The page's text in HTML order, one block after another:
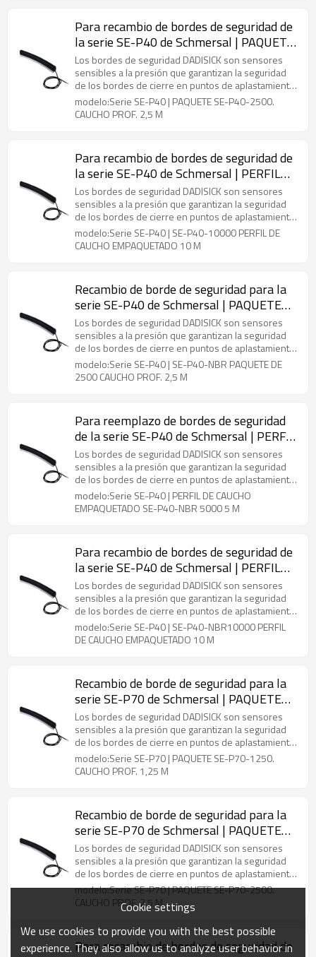
Para recambio de bordes de seguridad de
la serie SE-P40 de Schmersal | PAQUETE
SE-P40-2500. CAUCHO PROF. 2,5 M
Los bordes de seguridad DADISICK son sensores
sensibles a la presión que garantizan la seguridad
de los bordes de cierre en puntos de aplastamiento
o corte que son propensos a accidentes. Se
encuentran en puertas automáticas, máquinas u
otras instalaciones para equipos de manipulación
modelo:Serie SE-P40 | PAQUETE SE-P40-2500.
CAUCHO PROF. 2,5 M
Para recambio de bordes de seguridad de
la serie SE-P40 de Schmersal | PERFIL
DE CAUCHO EMPAQUETADO SE-P40-
10000 10 M
Los bordes de seguridad DADISICK son sensores
sensibles a la presión que garantizan la seguridad
de los bordes de cierre en puntos de aplastamiento
o corte que son propensos a accidentes. Se
encuentran en puertas automáticas, máquinas u
otras instalaciones para equipos de manipulación
modelo:Serie SE-P40 | SE-P40-10000 PERFIL DE
CAUCHO EMPAQUETADO 10 M
Recambio de borde de seguridad para la
serie SE-P40 de Schmersal | PAQUETE
SE-P40-NBR 2500. CAUCHO PROF. 2,5 M
Los bordes de seguridad DADISICK son sensores
sensibles a la presión que garantizan la seguridad
de los bordes de cierre en puntos de aplastamiento
o corte que son propensos a accidentes. Se
encuentran en puertas automáticas, máquinas u
otras instalaciones para equipos de manipulación
modelo:Serie SE-P40 | SE-P40-NBR PAQUETE DE
2500 CAUCHO PROF. 2,5 M
Para reemplazo de bordes de seguridad
de la serie SE-P40 de Schmersal | PERFIL
DE CAUCHO ENVASADO SE-P40-NBR
5000 5 M
Los bordes de seguridad DADISICK son sensores
sensibles a la presión que garantizan la seguridad
de los bordes de cierre en puntos de aplastamiento
o corte que son propensos a accidentes. Se
encuentran en puertas automáticas, máquinas u
otras instalaciones para equipos de manipulación
modelo:Serie SE-P40 | PERFIL DE CAUCHO
EMPAQUETADO SE-P40-NBR 5000 5 M
Para recambio de bordes de seguridad de
la serie SE-P40 de Schmersal | PERFIL
DE CAUCHO EMPAQUETADO SE-P40-
NBR10000 10 M
Los bordes de seguridad DADISICK son sensores
sensibles a la presión que garantizan la seguridad
de los bordes de cierre en puntos de aplastamiento
o corte que son propensos a accidentes. Se
encuentran en puertas automáticas, máquinas u
otras instalaciones para equipos de manipulación
modelo:Serie SE-P40 | SE-P40-NBR10000 PERFIL
DE CAUCHO EMPAQUETADO 10 M
Recambio de borde de seguridad para la
serie SE-P70 de Schmersal | PAQUETE
SE-P70-1250. CAUCHO PROF. 1,25 M
Los bordes de seguridad DADISICK son sensores
sensibles a la presión que garantizan la seguridad
de los bordes de cierre en puntos de aplastamiento
o corte que son propensos a accidentes. Se
encuentran en puertas automáticas, máquinas u
otras instalaciones para equipos de manipulación
modelo:Serie SE-P70 | PAQUETE SE-P70-1250.
CAUCHO PROF. 1,25 M
Recambio de borde de seguridad para la
serie SE-P70 de Schmersal | PAQUETE
SE-P70-2500. CAUCHO PROF. 2,5 M
Los bordes de seguridad DADISICK son sensores
sensibles a la presión que garantizan la seguridad
de los bordes de cierre en puntos de aplastamiento
o corte que son propensos a accidentes. Se
encuentran en puertas automáticas, máquinas u
otras instalaciones para equipos de manipulación
para proteger a las personas o a las máquinas de
daños.
modelo:Serie SE-P70 | PAQUETE SE-P70-2500.
CAUCHO PROF. 2,5 M
Para recambio de bordes de seguridad de
Cookie settings
We use cookies to provide you with the best possible
experience. They also allow us to analyze user behavior in